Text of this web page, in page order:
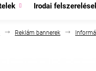
Irodai
Reklám bannerek